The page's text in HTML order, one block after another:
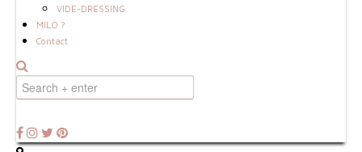
VIDE-DRESSING
MILO ?
Contact